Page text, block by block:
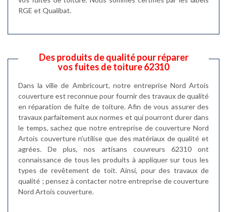
RGE et Qualibat.
Des produits de qualité pour réparer
vos fuites de toiture 62310
Dans la ville de Ambricourt, notre entreprise Nord Artois
couverture est reconnue pour fournir des travaux de qualité
en réparation de fuite de toiture. Afin de vous assurer des
travaux parfaitement aux normes et qui pourront durer dans
le temps, sachez que notre entreprise de couverture Nord
Artois couverture n’utilise que des matériaux de qualité et
agrées. De plus, nos artisans couvreurs 62310 ont
connaissance de tous les produits à appliquer sur tous les
types de revêtement de toit. Ainsi, pour des travaux de
qualité ; pensez à contacter notre entreprise de couverture
Nord Artois couverture.